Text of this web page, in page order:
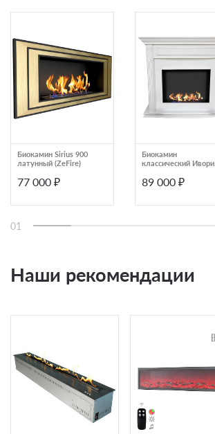
Биокамин Sirius 900
латунный (ZeFire)
77 000 ₽
Биокамин
классический Ивори
89 000 ₽
01
Наши рекомендации